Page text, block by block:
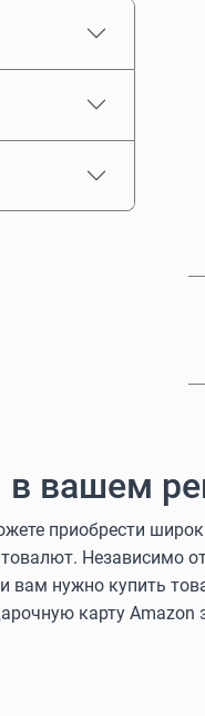
вашем
приобрести
Независимо
вам нужно купить
карту